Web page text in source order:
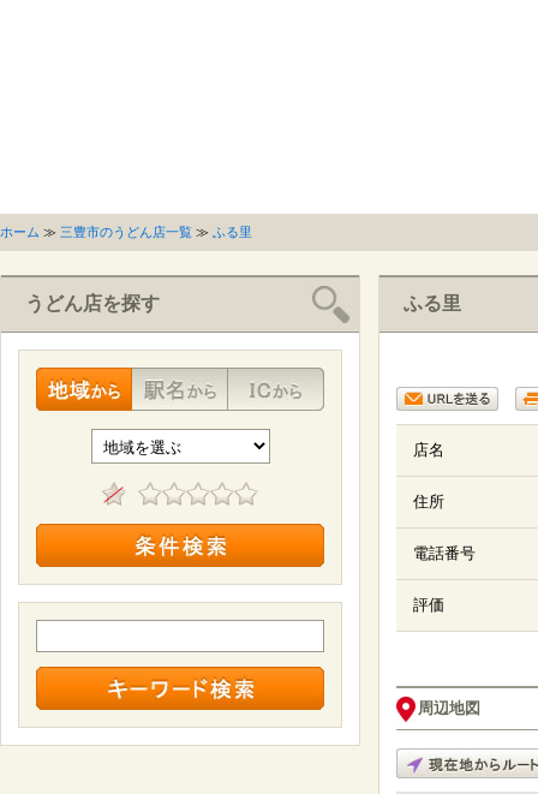
ホーム ≫ 三豊市のうどん店一覧 ≫ ふる里
うどん店を探す ふる里
店名
住所
電話番号
評価
周辺地図